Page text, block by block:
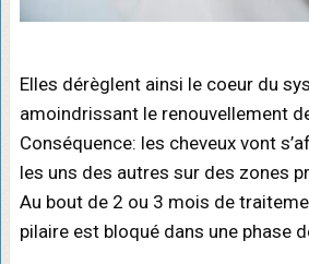
Elles dérèglent ainsi le coeur du
amoindrissant le renouvellement
Conséquence: les cheveux vont
les uns des autres sur des zones
Au bout de 2 ou 3 mois de
pilaire est bloqué dans une phase